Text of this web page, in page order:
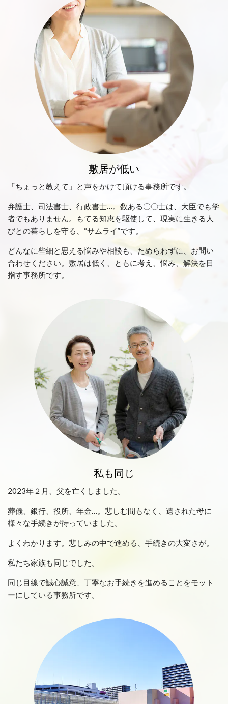
敷居が低い
「ちょっと教えて」と声をかけて頂ける事務所です。
弁護士、司法書士、行政書士…。数ある〇〇士は、大臣でも学
者でもありません。もてる知恵を駆使して、現実に生きる人
びとの暮らしを守る、“サムライ”です。
どんなに些細と思える悩みや相談も、ためらわずに、お問い
合わせください。敷居は低く、ともに考え、悩み、解決を目
指す事務所です。
私も同じ
2023年２月、父を亡くしました。
葬儀、銀行、役所、年金…。悲しむ間もなく、遺された母に
様々な手続きが待っていました。
よくわかります。悲しみの中で進める、手続きの大変さが。
私たち家族も同じでした。
同じ目線で誠心誠意、丁寧なお手続きを進めることをモット
ーにしている事務所です。